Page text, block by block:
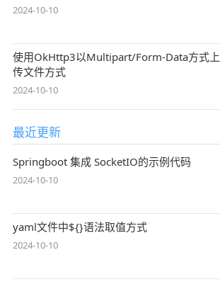
2024-10-10
使用OkHttp3以Multipart/Form-Data方式上
传文件方式
2024-10-10
最近更新
Springboot 集成 SocketIO的示例代码
2024-10-10
yaml文件中${}语法取值方式
2024-10-10